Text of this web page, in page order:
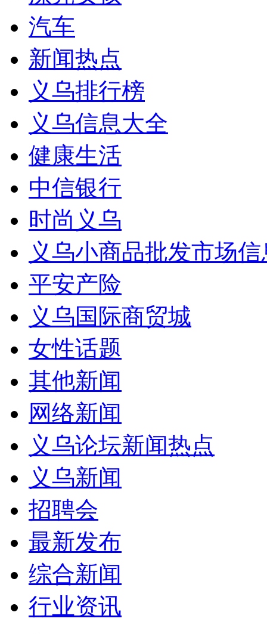
汽车
新闻热点
义乌排行榜
义乌信息大全
健康生活
中信银行
时尚义乌
义乌小商品批发市场
平安产险
义乌国际商贸城
女性话题
其他新闻
网络新闻
义乌论坛新闻热点
义乌新闻
招聘会
最新发布
综合新闻
行业资讯